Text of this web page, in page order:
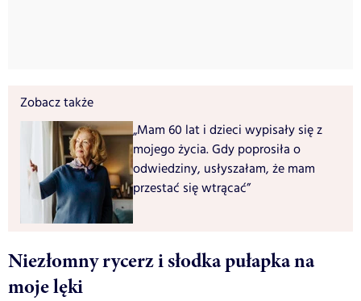
Zobacz także
„Mam 60 lat i dzieci wypisały się z
mojego życia. Gdy poprosiła o
odwiedziny, usłyszałam, że mam
przestać się wtrącać”
Niezłomny rycerz i słodka pułapka na
moje lęki